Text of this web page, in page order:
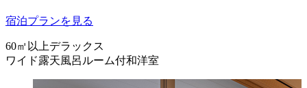
宿泊プランを見る
60㎡以上デラックス
ワイド露天風呂ルーム付和洋室